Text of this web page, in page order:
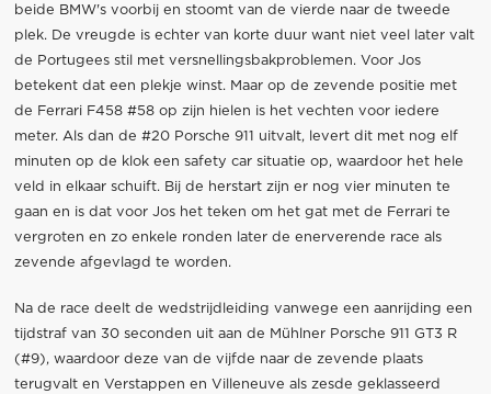
beide BMW's voorbij en stoomt van de vierde naar de tweede
plek. De vreugde is echter van korte duur want niet veel later valt
de Portugees stil met versnellingsbakproblemen. Voor Jos
betekent dat een plekje winst. Maar op de zevende positie met
de Ferrari F458 #58 op zijn hielen is het vechten voor iedere
meter. Als dan de #20 Porsche 911 uitvalt, levert dit met nog elf
minuten op de klok een safety car situatie op, waardoor het hele
veld in elkaar schuift. Bij de herstart zijn er nog vier minuten te
gaan en is dat voor Jos het teken om het gat met de Ferrari te
vergroten en zo enkele ronden later de enerverende race als
zevende afgevlagd te worden.
Na de race deelt de wedstrijdleiding vanwege een aanrijding een
tijdstraf van 30 seconden uit aan de Mühlner Porsche 911 GT3 R
(#9), waardoor deze van de vijfde naar de zevende plaats
terugvalt en Verstappen en Villeneuve als zesde geklasseerd